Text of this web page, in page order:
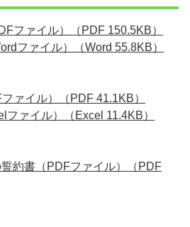
ファイル）
（PDF 150.5KB）
ファイル）
（Word 55.8KB）
ァイル）
（PDF 41.1KB）
ァイル）
（Excel 11.4KB）
約書（PDFファイル）
（PDF